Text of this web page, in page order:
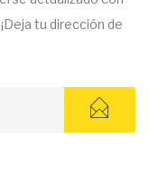
tu dirección de